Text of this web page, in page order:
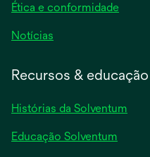
Ética e conformidade
Notícias
Recursos & educação
Histórias da Solventum
Educação Solventum